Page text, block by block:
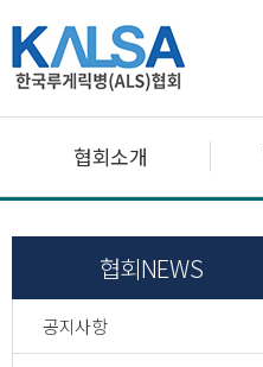
협회소개
협회NEWS
공지사항